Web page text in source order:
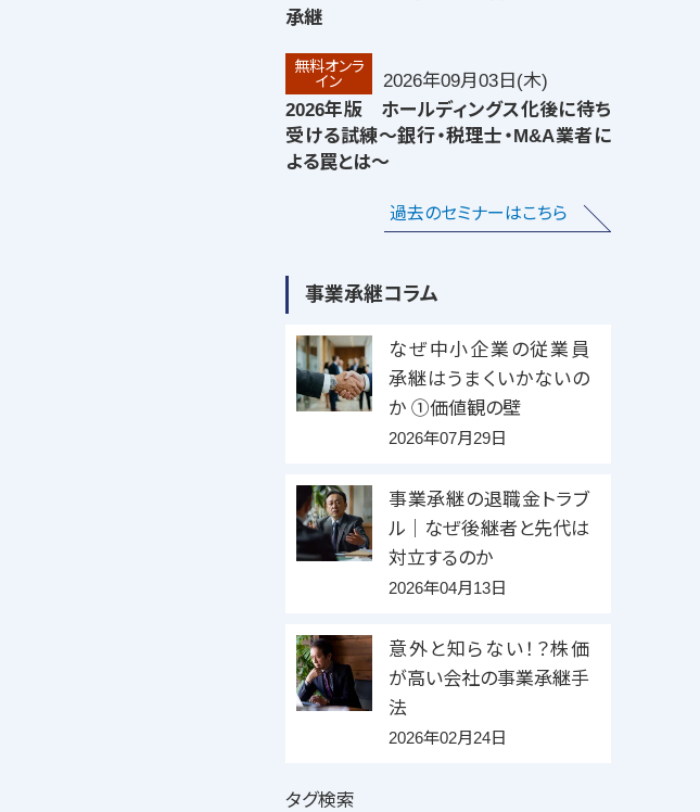
承継
無料オンラ
イン
2026年09月03日(木)
2026年版 ホールディングス化後に待ち
受ける試練～銀行・税理士・M&A業者に
よる罠とは～
過去のセミナーはこちら
事業承継コラム
なぜ中小企業の従業員
承継はうまくいかないの
か ①価値観の壁
2026年07月29日
事業承継の退職金トラブ
ル｜なぜ後継者と先代は
対立するのか
2026年04月13日
意外と知らない！？株価
が高い会社の事業承継手
法
2026年02月24日
タグ検索